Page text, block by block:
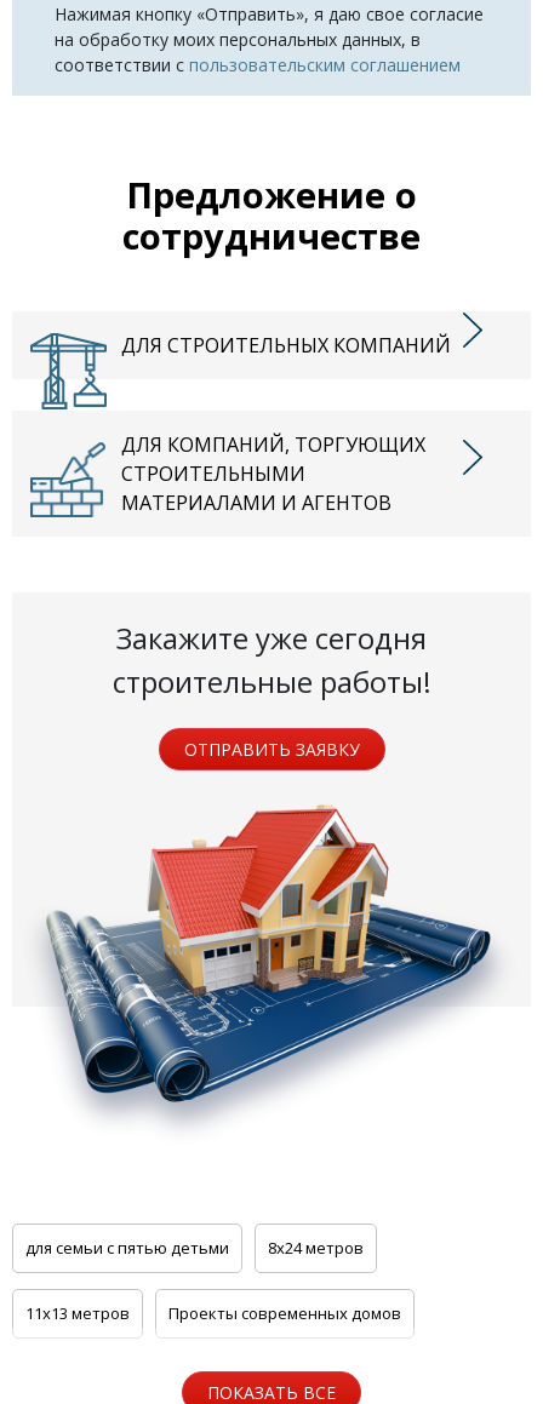
Нажимая кнопку «Отправить», я даю свое согласие
на обработку моих персональных данных, в
соответствии с пользовательским соглашением
Предложение о
сотрудничестве
ДЛЯ СТРОИТЕЛЬНЫХ КОМПАНИЙ
ДЛЯ КОМПАНИЙ, ТОРГУЮЩИХ
СТРОИТЕЛЬНЫМИ
МАТЕРИАЛАМИ И АГЕНТОВ
Закажите уже сегодня
строительные работы!
ОТПРАВИТЬ ЗАЯВКУ
для семьи с пятью детьми 8x24 метров
11x13 метров Проекты современных домов
из кирпича Коричневого (Браер)
ПОКАЗАТЬ ВСЕ